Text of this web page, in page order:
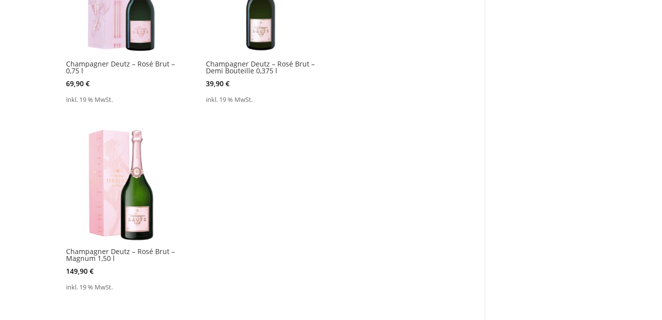
Champagner Deutz – Rosé Brut –
0,75 l
69,90€
inkl. 19 % MwSt.
Champagner Deutz – Rosé Brut –
Demi Bouteille 0,375 l
39,90 €
inkl. 19 % MwSt.
Champagner Deutz – Rosé Brut –
Magnum 1,50 l
149,90€
inkl. 19 % MwSt.